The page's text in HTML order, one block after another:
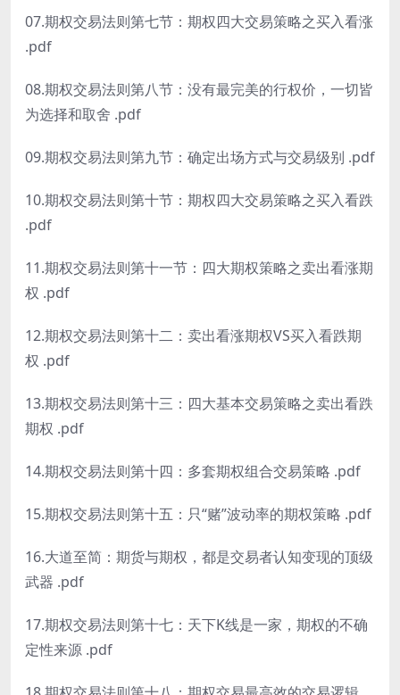
07.期权交易法则第七节：期权四大交易策略之买入看涨
.pdf
08.期权交易法则第八节：没有最完美的行权价，一切皆
为选择和取舍 .pdf
09.期权交易法则第九节：确定出场方式与交易级别 .pdf
10.期权交易法则第十节：期权四大交易策略之买入看跌
.pdf
11.期权交易法则第十一节：四大期权策略之卖出看涨期
权 .pdf
12.期权交易法则第十二：卖出看涨期权VS买入看跌期
权 .pdf
13.期权交易法则第十三：四大基本交易策略之卖出看跌
期权 .pdf
14.期权交易法则第十四：多套期权组合交易策略 .pdf
15.期权交易法则第十五：只“赌”波动率的期权策略 .pdf
16.大道至简：期货与期权，都是交易者认知变现的顶级
武器 .pdf
17.期权交易法则第十七：天下K线是一家，期权的不确
定性来源 .pdf